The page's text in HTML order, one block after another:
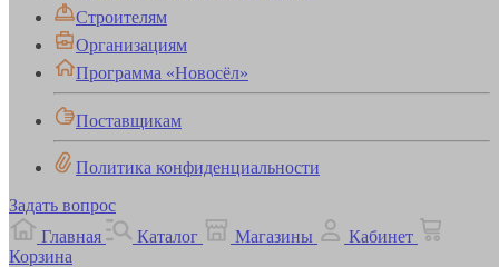
Строителям
Организациям
Программа «Новосёл»
Поставщикам
Политика конфиденциальности
Задать вопрос
Главная
Каталог Магазины
Кабинет
Корзина